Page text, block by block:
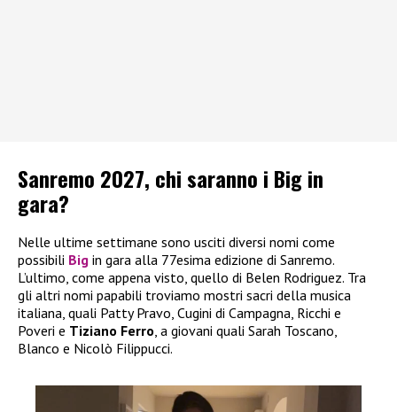
Sanremo 2027, chi saranno i Big in
gara?
Nelle ultime settimane sono usciti diversi nomi come
possibili Big in gara alla 77esima edizione di Sanremo.
L’ultimo, come appena visto, quello di Belen Rodriguez. Tra
gli altri nomi papabili troviamo mostri sacri della musica
italiana, quali Patty Pravo, Cugini di Campagna, Ricchi e
Poveri e Tiziano Ferro , a giovani quali Sarah Toscano,
Blanco e Nicolò Filippucci.